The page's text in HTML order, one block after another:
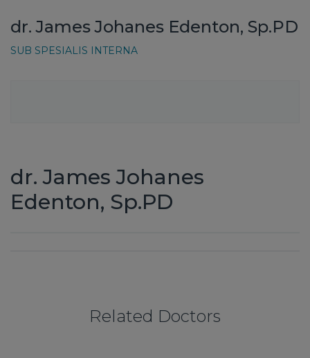
dr. James Johanes Edenton, Sp.PD
SUB SPESIALIS INTERNA
dr. James Johanes
Edenton, Sp.PD
Related Doctors